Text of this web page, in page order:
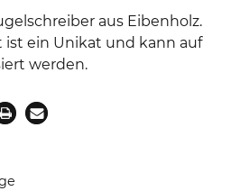
aus Eibenholz.
ist ein Unikat und kann auf
werden.